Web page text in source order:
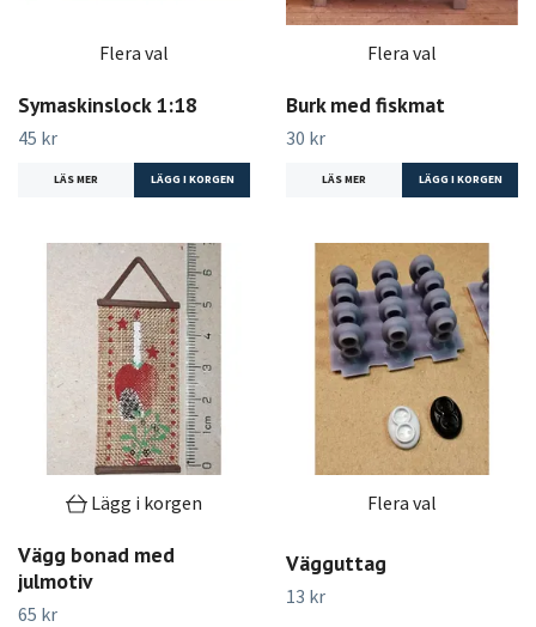
Flera val
Symaskinslock 1:18
45 kr
LÄS MER LÄGG I KORGEN
Flera val
Burk med fiskmat
30 kr
LÄS MER LÄGG I KORGEN
Lägg i korgen
Vägg bonad med
julmotiv
65 kr
Flera val
Vägguttag
13 kr